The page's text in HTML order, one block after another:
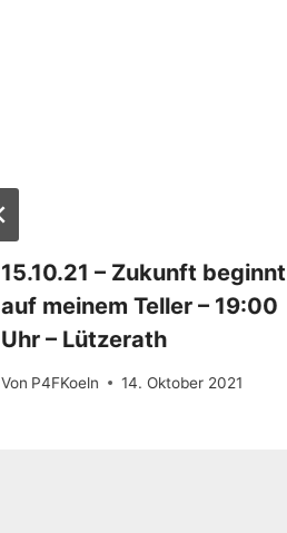
15.10.21 – Zukunft beginnt
auf meinem Teller – 19:00
Uhr – Lützerath
Von P4FKoeln 14. Oktober 2021